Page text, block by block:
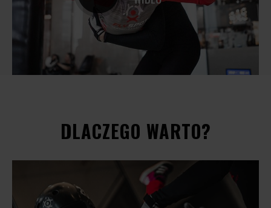
DLACZEGO WARTO?